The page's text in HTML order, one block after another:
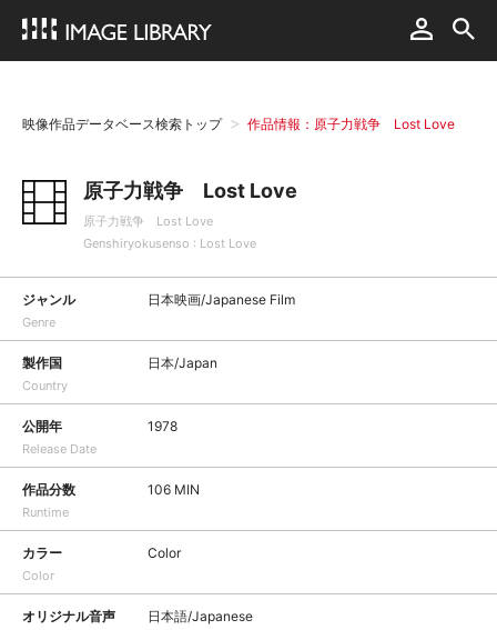
映像作品データベース検索トップ 作品情報：原子力戦争 Lost Love
原子力戦争 Lost Love
原子力戦争 Lost Love
Genshiryokusenso : Lost Love
ジャンル
Genre
日本映画/Japanese Film
製作国
Country
日本/Japan
公開年
Release Date
1978
作品分数
Runtime
106 MIN
カラー
Color
Color
オリジナル音声 日本語/Japanese